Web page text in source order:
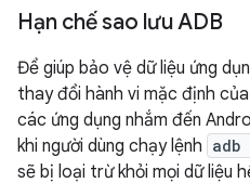
Hạn chế sao lưu ADB
Để giúp bảo vệ dữ liệu ứng
thay đổi hành vi mặc định
các ứng dụng nhắm đến
khi người dùng chạy lệnh adb
sẽ bị loại trừ khỏi mọi dữ liệu